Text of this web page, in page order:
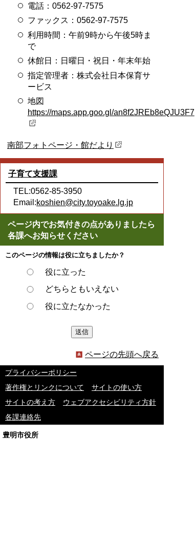
電話：0562-97-7575
ファックス：0562-97-7575
利用時間：午前9時から午後5時ま
で
休館日：日曜日・祝日・年末年始
指定管理者：株式会社日本保育サ
ービス
地図
https://maps.app.goo.gl/an8f2JREb8eQJU3F7
南部フォトページ・館だより
子育て支援課
TEL:0562-85-3950
Email:koshien@city.toyoake.lg.jp
ページ内でお気付きの点がありましたら
各課へお知らせください
このページの情報は役に立ちましたか？
役に立った
どちらともいえない
役に立たなかった
ページの先頭へ戻る
プライバシーポリシー
著作権とリンクについて
サイトの使い方
サイトの考え方
ウェブアクセシビリティ方針
各課連絡先
豊明市役所